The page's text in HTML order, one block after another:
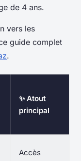
de 4 ans.
vers les
guide complet
.
✨ Atout
principal
Accès